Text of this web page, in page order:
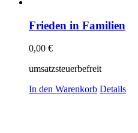
Frieden in Familien
0,00 €
umsatzsteuerbefreit
In den Warenkorb Details